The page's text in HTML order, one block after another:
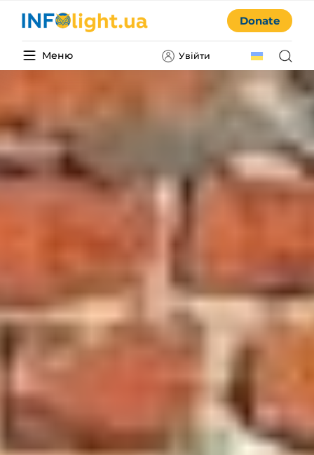
Меню Увійти
Donate